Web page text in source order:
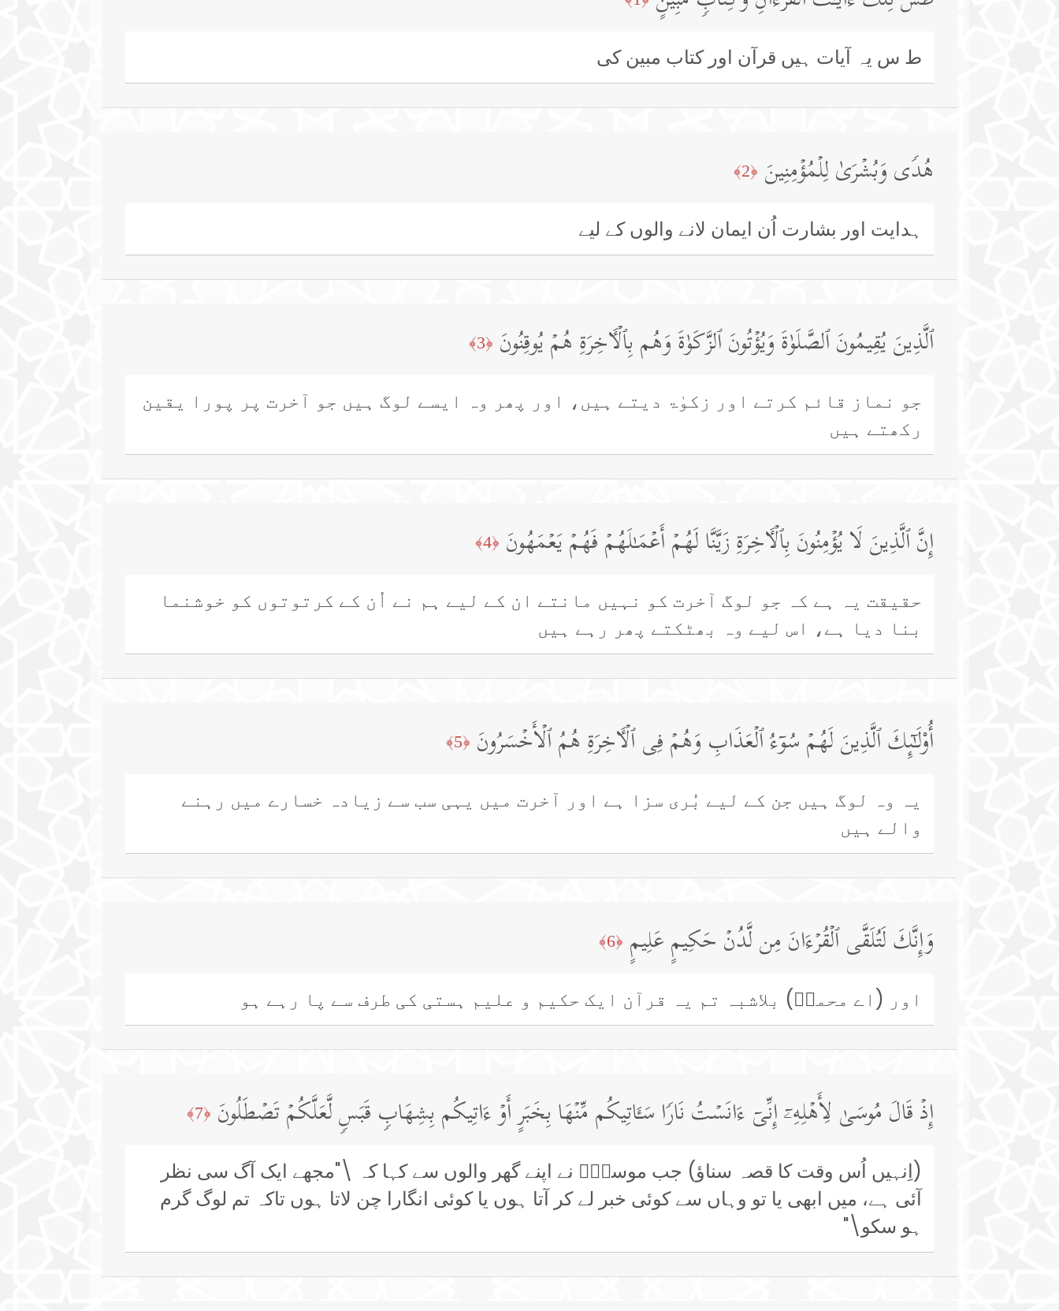
ط س یہ آیات ہیں قرآن اور کتاب مبین کی
هُدࣰى وَبُشۡرَىٰ لِلۡمُؤۡمِنِینَ ﴿2﴾
ہدایت اور بشارت اُن ایمان لانے والوں کے لیے
ٱلَّذِینَ یُقِیمُونَ ٱلصَّلَوٰةَ وَیُؤۡتُونَ ٱلزَّكَوٰةَ وَهُم بِٱلۡـَٔاخِرَةِ هُمۡ یُوقِنُونَ ﴿3﴾
جو نماز قائم کرتے اور زکوٰۃ دیتے ہیں، اور پھر وہ ایسے لوگ ہیں جو آخرت پر پورا یقین
رکھتے ہیں
إِنَّ ٱلَّذِینَ لَا یُؤۡمِنُونَ بِٱلۡـَٔاخِرَةِ زَیَّنَّا لَهُمۡ أَعۡمَـٰلَهُمۡ فَهُمۡ یَعۡمَهُونَ ﴿4﴾
حقیقت یہ ہے کہ جو لوگ آخرت کو نہیں مانتے ان کے لیے ہم نے اُن کے کرتوتوں کو خوشنما
بنا دیا ہے، اس لیے وہ بھٹکتے پھر رہے ہیں
أُو۟لَـٰۤىِٕكَ ٱلَّذِینَ لَهُمۡ سُوۤءُ ٱلۡعَذَابِ وَهُمۡ فِی ٱلۡـَٔاخِرَةِ هُمُ ٱلۡأَخۡسَرُونَ ﴿5﴾
یہ وہ لوگ ہیں جن کے لیے بُری سزا ہے اور آخرت میں یہی سب سے زیادہ خسارے میں رہنے
والے ہیں
وَإِنَّكَ لَتُلَقَّى ٱلۡقُرۡءَانَ مِن لَّدُنۡ حَكِیمٍ عَلِیمٍ ﴿6﴾
اور (اے محمدؐ) بلاشبہ تم یہ قرآن ایک حکیم و علیم ہستی کی طرف سے پا رہے ہو
إِذۡ قَالَ مُوسَىٰ لِأَهۡلِهِۦۤ إِنِّیۤ ءَانَسۡتُ نَارࣰا سَـَٔاتِیكُم مِّنۡهَا بِخَبَرٍ أَوۡ ءَاتِیكُم بِشِهَابࣲ قَبَسࣲ لَّعَلَّكُمۡ تَصۡطَلُونَ ﴿7﴾
(اِنہیں اُس وقت کا قصہ سناؤ) جب موسیٰؑ نے اپنے گھر والوں سے کہا کہ \"مجھے ایک آگ سی نظر
آئی ہے، میں ابھی یا تو وہاں سے کوئی خبر لے کر آتا ہوں یا کوئی انگارا چن لاتا ہوں تاکہ تم لوگ گرم
ہو سکو\"